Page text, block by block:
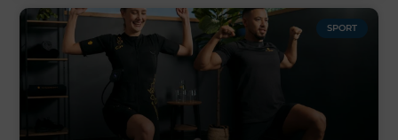
SPORT